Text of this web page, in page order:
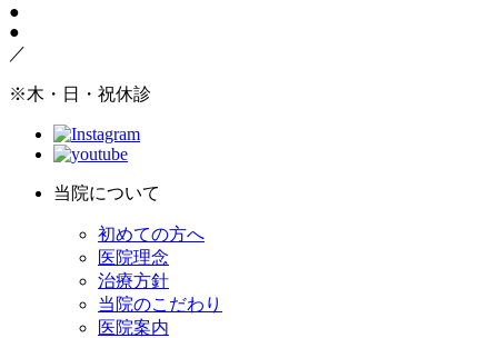
●
●
／
※木・日・祝休診
当院について
初めての方へ
医院理念
治療方針
当院のこだわり
医院案内